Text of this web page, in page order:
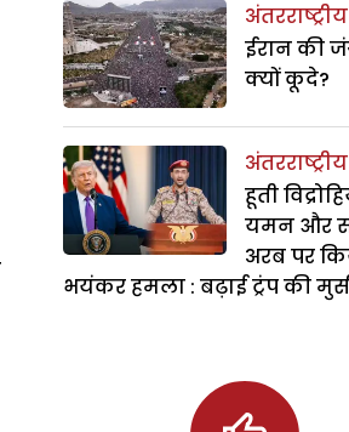
अंतरराष्ट्रीय
ईरान की
क्यों कूदे?
अंतरराष्ट्रीय
हूती
यमन और
अरब पर
भयंकर हमला : बढ़ाई ट्रंप की